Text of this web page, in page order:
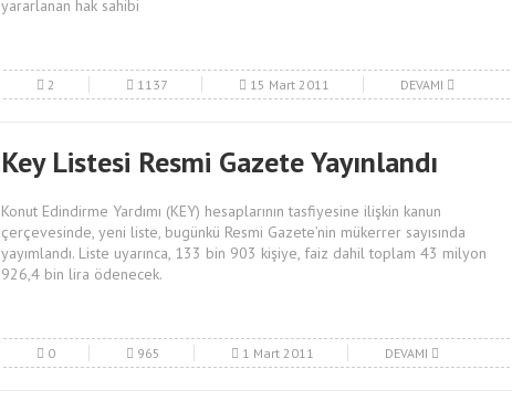
yararlanan hak sahibi
2 1137 15 Mart 2011 DEVAMI
Key Listesi Resmi Gazete Yayınlandı
Konut Edindirme Yardımı (KEY) hesaplarının tasfiyesine ilişkin kanun
çerçevesinde, yeni liste, bugünkü Resmi Gazete’nin mükerrer sayısında
yayımlandı. Liste uyarınca, 133 bin 903 kişiye, faiz dahil toplam 43 milyon
926,4 bin lira ödenecek.
0 965 1 Mart 2011 DEVAMI